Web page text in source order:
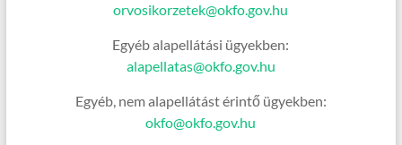
orvosikorzetek@okfo.gov.hu
Egyéb alapellátási ügyekben:
alapellatas@okfo.gov.hu
Egyéb, nem alapellátást érintő ügyekben:
okfo@okfo.gov.hu